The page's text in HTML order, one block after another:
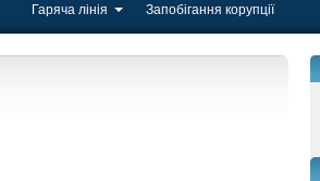
Гаряча лінія Запобігання корупції